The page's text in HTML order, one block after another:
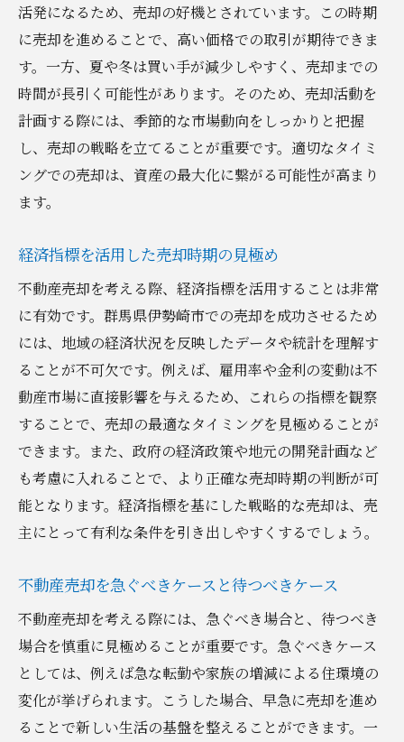
活発になるため、売却の好機とされています。この時期
に売却を進めることで、高い価格での取引が期待できま
す。一方、夏や冬は買い手が減少しやすく、売却までの
時間が長引く可能性があります。そのため、売却活動を
計画する際には、季節的な市場動向をしっかりと把握
し、売却の戦略を立てることが重要です。適切なタイミ
ングでの売却は、資産の最大化に繋がる可能性が高まり
ます。
経済指標を活用した売却時期の見極め
不動産売却を考える際、経済指標を活用することは非常
に有効です。群馬県伊勢崎市での売却を成功させるため
には、地域の経済状況を反映したデータや統計を理解す
ることが不可欠です。例えば、雇用率や金利の変動は不
動産市場に直接影響を与えるため、これらの指標を観察
することで、売却の最適なタイミングを見極めることが
できます。また、政府の経済政策や地元の開発計画など
も考慮に入れることで、より正確な売却時期の判断が可
能となります。経済指標を基にした戦略的な売却は、売
主にとって有利な条件を引き出しやすくするでしょう。
不動産売却を急ぐべきケースと待つべきケース
不動産売却を考える際には、急ぐべき場合と、待つべき
場合を慎重に見極めることが重要です。急ぐべきケース
としては、例えば急な転勤や家族の増減による住環境の
変化が挙げられます。こうした場合、早急に売却を進め
ることで新しい生活の基盤を整えることができます。一